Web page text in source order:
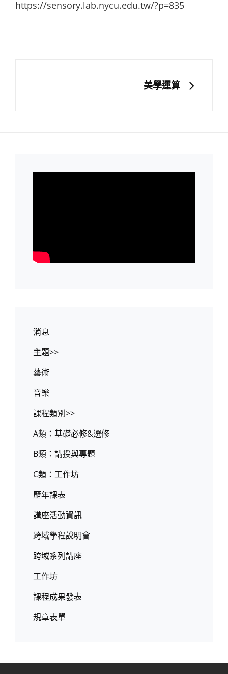
https://sensory.lab.nycu.edu.tw/?p=835
美學運算
消息
主題>>
藝術
音樂
課程類別>>
A類：基礎必修&選修
B類：講授與專題
C類：工作坊
歷年課表
講座活動資訊
跨域學程說明會
跨域系列講座
工作坊
課程成果發表
規章表單